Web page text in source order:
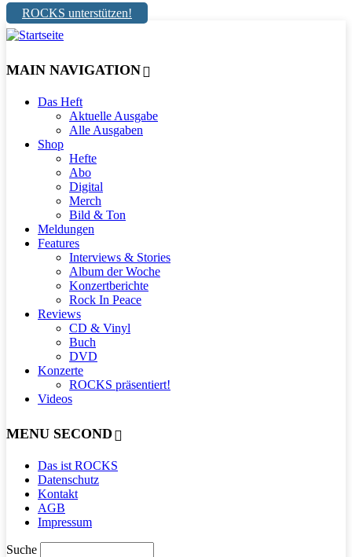
ROCKS unterstützen!
MAIN NAVIGATION
Das Heft
Aktuelle Ausgabe
Alle Ausgaben
Shop
Hefte
Abo
Digital
Merch
Bild & Ton
Meldungen
Features
Interviews & Stories
Album der Woche
Konzertberichte
Rock In Peace
Reviews
CD & Vinyl
Buch
DVD
Konzerte
ROCKS präsentiert!
Videos
MENU SECOND
Das ist ROCKS
Datenschutz
Kontakt
AGB
Impressum
Suche